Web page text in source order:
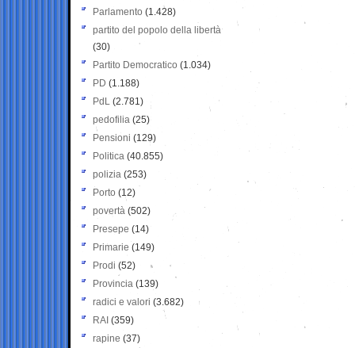
Parlamento (1.428)
partito del popolo della libertà
(30)
Partito Democratico (1.034)
PD (1.188)
PdL (2.781)
pedofilia (25)
Pensioni (129)
Politica (40.855)
polizia (253)
Porto (12)
povertà (502)
Presepe (14)
Primarie (149)
Prodi (52)
Provincia (139)
radici e valori (3.682)
RAI (359)
rapine (37)